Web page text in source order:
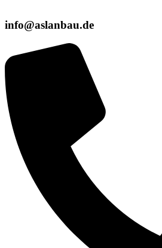
info@aslanbau.de